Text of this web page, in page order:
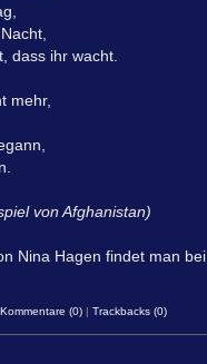
dass ihr wacht.
mehr,
von Afghanistan)
Nina Hagen findet man bei
Kommentare (0) | Trackbacks (0)